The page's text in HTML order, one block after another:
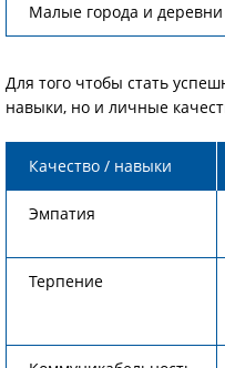
Малые города и деревни
Для того чтобы стать
навыки, но и личные
Качество / навыки
Эмпатия
Терпение